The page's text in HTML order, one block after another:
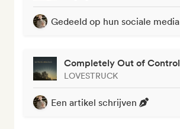
Gedeeld op hun sociale media
Completely Out of Control
LOVESTRUCK
Een artikel schrijven